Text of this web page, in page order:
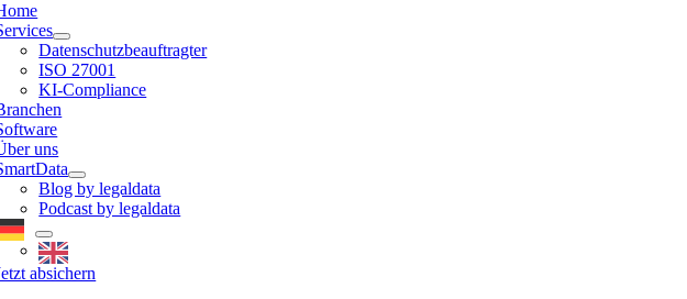
Datenschutzbeauftragter
ISO 27001
KI-Compliance
uns
Blog by legaldata
Podcast by legaldata
absichern